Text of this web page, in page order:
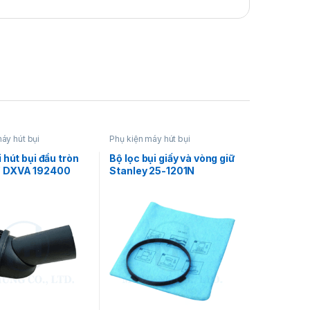
bền bỉ – cứng cáp – tuổi thọ lâu dài,
sạch nhanh chóng và hiệu quả bụi
mặt gỗ và cứng. Đây là phụ kiện lý
cho máy hút bụi Stanley.
phân phối chính hãng, cam
hút bụi
hút bụi đầu tròn
DXVA 192400
Phụ kiện máy hút bụi
Bộ lọc bụi giấy và vòng giữ
Stanley 25-1201N